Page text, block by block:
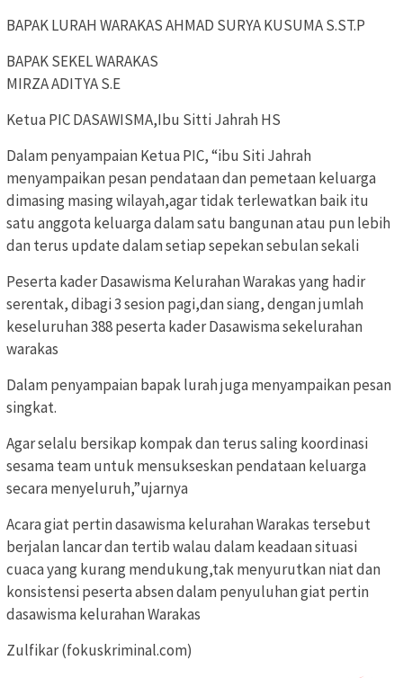
BAPAK LURAH WARAKAS AHMAD SURYA KUSUMA S.ST.P
BAPAK SEKEL WARAKAS
MIRZA ADITYA S.E
Ketua PIC DASAWISMA,Ibu Sitti Jahrah HS
Dalam penyampaian Ketua PIC, “ibu Siti Jahrah
menyampaikan pesan pendataan dan pemetaan keluarga
dimasing masing wilayah,agar tidak terlewatkan baik itu
satu anggota keluarga dalam satu bangunan atau pun lebih
dan terus update dalam setiap sepekan sebulan sekali
Peserta kader Dasawisma Kelurahan Warakas yang hadir
serentak, dibagi 3 sesion pagi,dan siang, dengan jumlah
keseluruhan 388 peserta kader Dasawisma sekelurahan
warakas
Dalam penyampaian bapak lurah juga menyampaikan pesan
singkat.
Agar selalu bersikap kompak dan terus saling koordinasi
sesama team untuk mensukseskan pendataan keluarga
secara menyeluruh,”ujarnya
Acara giat pertin dasawisma kelurahan Warakas tersebut
berjalan lancar dan tertib walau dalam keadaan situasi
cuaca yang kurang mendukung,tak menyurutkan niat dan
konsistensi peserta absen dalam penyuluhan giat pertin
dasawisma kelurahan Warakas
Zulfikar (fokuskriminal.com)